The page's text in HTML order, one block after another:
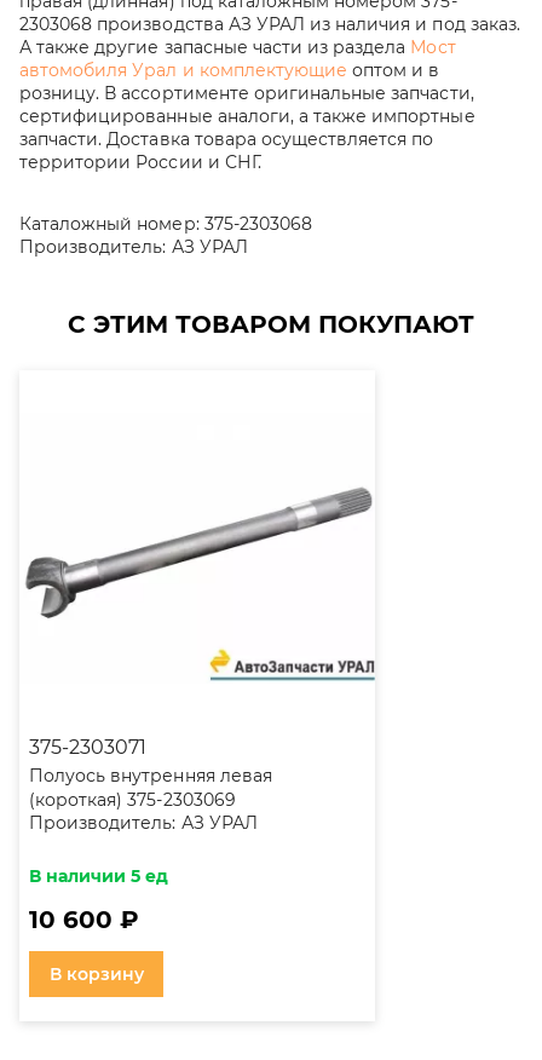
2303068 производства АЗ УРАЛ из наличия и под заказ.
А также другие запасные части из раздела Мост
автомобиля Урал и комплектующие оптом и в
розницу. В ассортименте оригинальные запчасти,
сертифицированные аналоги, а также импортные
запчасти. Доставка товара осуществляется по
территории России и СНГ.
Каталожный номер: 375-2303068
Производитель: АЗ УРАЛ
С ЭТИМ ТОВАРОМ ПОКУПАЮТ
375-2303071
Полуось внутренняя левая
(короткая) 375-2303069
Производитель: АЗ УРАЛ
В наличии 5 ед
10 600 ₽
В корзину